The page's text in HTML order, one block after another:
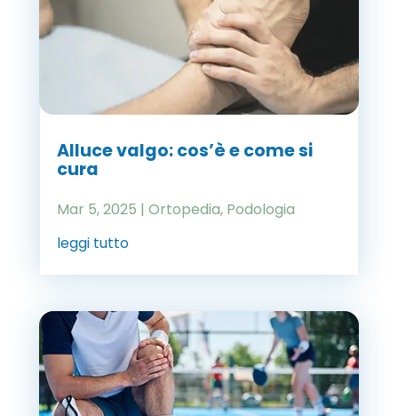
Alluce valgo: cos’è e come si
cura
Mar 5, 2025 | Ortopedia, Podologia
leggi tutto